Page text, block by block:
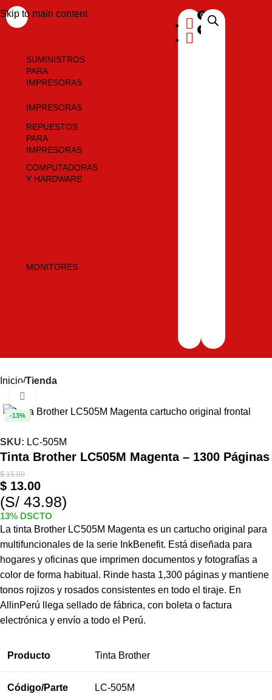
Skip to main content
SUMINISTROS
PARA
IMPRESORAS
IMPRESORAS
REPUESTOS
PARA
IMPRESORAS
COMPUTADORAS
Y HARDWARE
MONITORES
Inicio Tienda
-13%
SKU: LC-505M
Tinta Brother LC505M Magenta – 1300 Páginas
$15.00
$ 13.00
(S/ 43.98)
13% DSCTO
La tinta Brother LC505M Magenta es un cartucho original para
multifuncionales de la serie InkBenefit. Está diseñada para
hogares y oficinas que imprimen documentos y fotografías a
color de forma habitual. Rinde hasta 1,300 páginas y mantiene
tonos rojizos y rosados consistentes en todo el tiraje. En
AllinPerú llega sellado de fábrica, con boleta o factura
electrónica y envío a todo el Perú.
Producto Tinta Brother
Código/Parte LC-505M